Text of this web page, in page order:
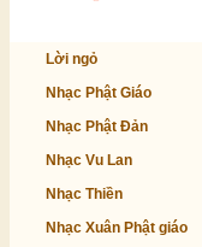
Lời ngỏ
Nhạc Phật Giáo
Nhạc Phật Đản
Nhạc Vu Lan
Nhạc Thiền
Nhạc Xuân Phật giáo